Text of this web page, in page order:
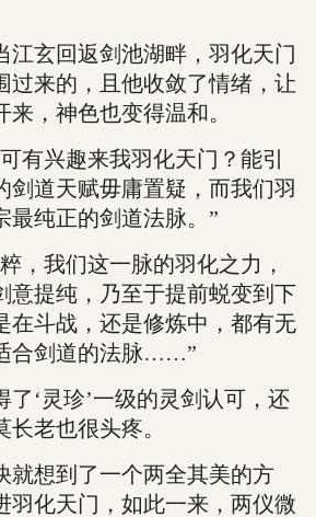
玄回返剑池湖畔，羽化天门
过来的，且他收敛了情绪，让
，神色也变得温和。
兴趣来我羽化天门？能引
剑道天赋毋庸置疑，而我们羽
最纯正的剑道法脉。”
我们这一脉的羽化之力，
意提纯，乃至于提前蜕变到下
在斗战，还是修炼中，都有无
合剑道的法脉……”
‘灵珍’一级的灵剑认可，还
老也很头疼。
想到了一个两全其美的方
羽化天门，如此一来，两仪微